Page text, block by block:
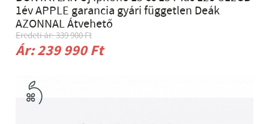
1év APPLE garancia gyári független Deák
AZONNAL Átvehető
Eredeti ár: 339 900 Ft
Ár: 239 990 Ft